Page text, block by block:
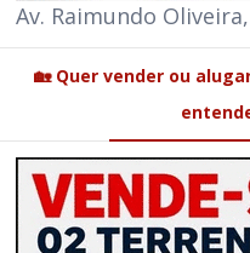
Av. Raimundo
🏡 Quer vender ou